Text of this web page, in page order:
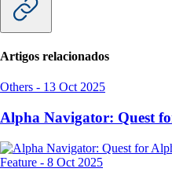
Artigos relacionados
Others - 13 Oct 2025
Alpha Navigator: Quest
Feature - 8 Oct 2025